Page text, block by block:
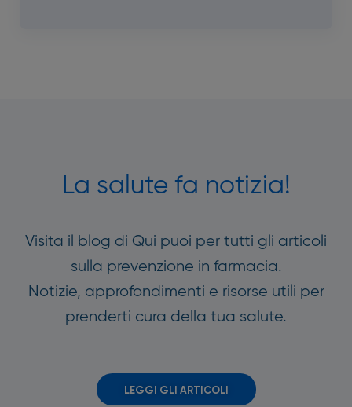
La salute fa notizia!
Visita il blog di Qui puoi per tutti gli articoli
sulla prevenzione in farmacia.
Notizie, approfondimenti e risorse utili per
prenderti cura della tua salute.
LEGGI GLI ARTICOLI